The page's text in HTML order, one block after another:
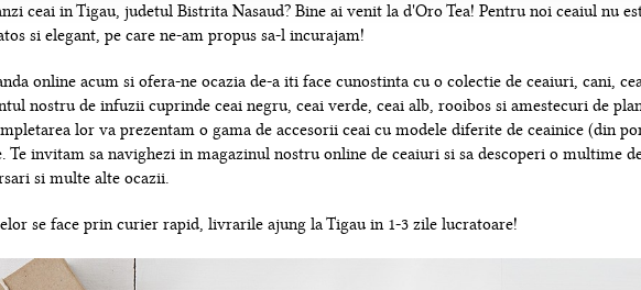
ceai in Tigau, judetul Bistrita Nasaud? Bine ai venit la d'Oro Tea! Pentru noi ceaiul nu
si elegant, pe care ne-am propus sa-l incurajam!
online acum si ofera-ne ocazia de-a iti face cunostinta cu o colectie de ceaiuri, cani,
nostru de infuzii cuprinde ceai negru, ceai verde, ceai alb, rooibos si amestecuri de
lor va prezentam o gama de accesorii ceai cu modele diferite de ceainice (din
Te invitam sa navighezi in magazinul nostru online de ceaiuri si sa descoperi o multime
si multe alte ocazii.
se face prin curier rapid, livrarile ajung la Tigau in 1-3 zile lucratoare!